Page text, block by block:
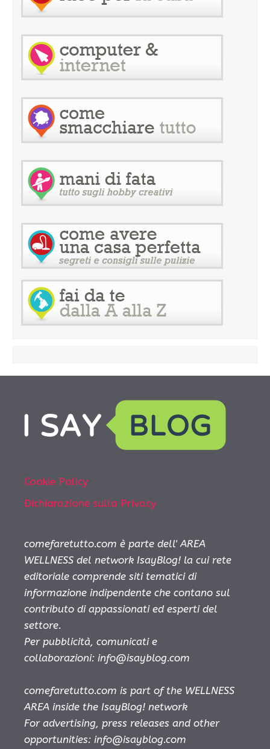
Cookie Policy
Dichiarazione sulla Privacy
comefaretutto.com è parte dell' AREA
WELLNESS del network IsayBlog! la cui rete
editoriale comprende siti tematici di
informazione indipendente che contano sul
contributo di appassionati ed esperti del
settore.
Per pubblicità, comunicati e
collaborazioni: info@isayblog.com
comefaretutto.com is part of the WELLNESS
AREA inside the IsayBlog! network
For advertising, press releases and other
opportunities: info@isayblog.com